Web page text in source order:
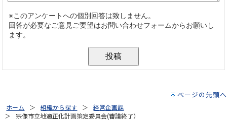
ページの先頭へ
ホーム 組織から探す
経営企画課
宗像市立地適正化計画策定委員会(審議終了）